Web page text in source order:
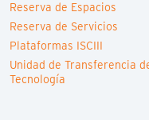
Reserva de Espacios
Reserva de Servicios
Plataformas ISCIII
Unidad de Transferencia
Tecnología